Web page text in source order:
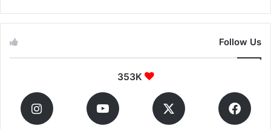
Follow Us
353K